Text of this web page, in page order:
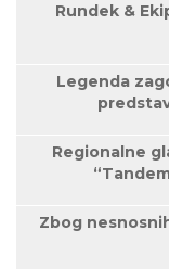
Rundek &
Legenda
Regionalne
Zbog